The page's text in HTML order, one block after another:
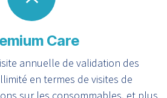
Care
annuelle de validation des
en termes de visites de
sur les consommables, et plus